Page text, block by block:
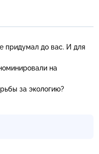
придумал до вас. И для
на
за экологию?